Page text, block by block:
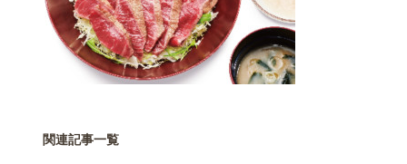
関連記事一覧